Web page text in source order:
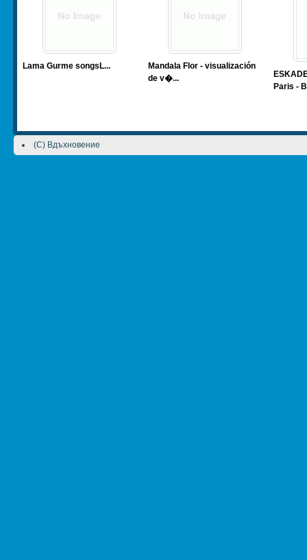
Lama Gurme songs L...
Mandala Flor - visualización
de v�...
Paris -
(C) Вдъхновение